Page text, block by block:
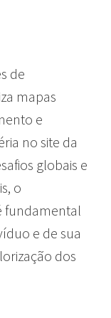
de
mapas
e
no site da
globais e
o
fundamental
e de sua
dos